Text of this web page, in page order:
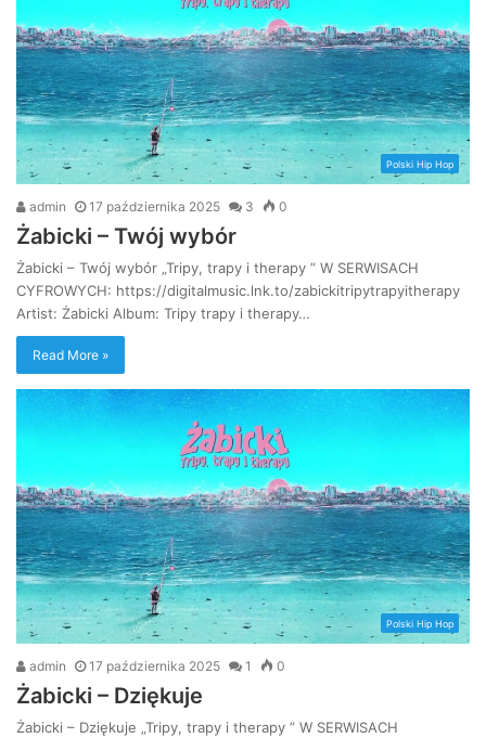
Polski Hip Hop
admin 17 października 2025 3 0
Żabicki – Twój wybór
Żabicki – Twój wybór „Tripy, trapy i therapy ” W SERWISACH
CYFROWYCH: https://digitalmusic.lnk.to/zabickitripytrapyitherapy
Artist: Żabicki Album: Tripy trapy i therapy…
Read More »
Polski Hip Hop
admin 17 października 2025 1 0
Żabicki – Dziękuje
Żabicki – Dziękuje „Tripy, trapy i therapy ” W SERWISACH